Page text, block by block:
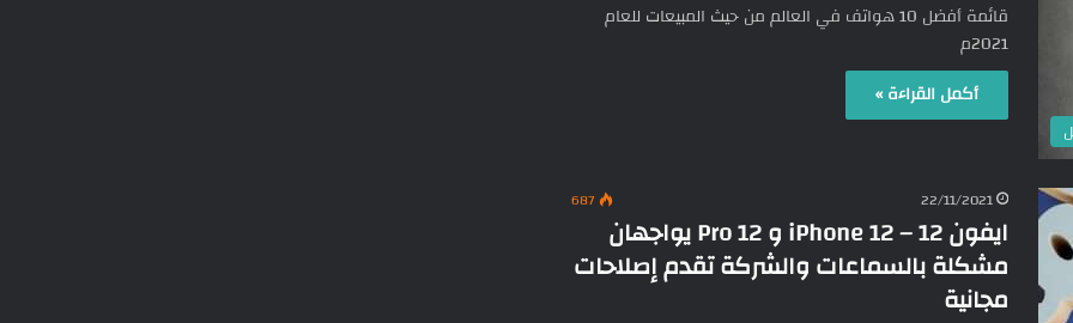
قائمة أفضل 10 هواتف في العالم من حيث المبيعات للعام
2021م
أكمل القراءة »
22/11/2021
687
ايفون 12 – iPhone 12 و 12 Pro يواجهان
مشكلة بالسماعات والشركة تقدم إصلاحات
مجانية